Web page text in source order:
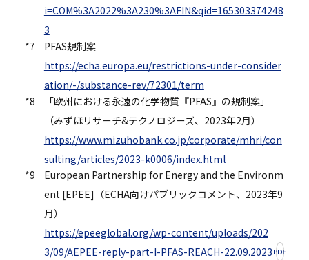
i=COM%3A2022%3A230%3AFIN&qid=165303374248
3
*7
PFAS規制案
https://echa.europa.eu/restrictions-under-consider
ation/-/substance-rev/72301/term
*8
「欧州における永遠の化学物質『PFAS』の規制案」
（みずほリサーチ&テクノロジーズ、2023年2月）
https://www.mizuhobank.co.jp/corporate/mhri/con
sulting/articles/2023-k0006/index.html
*9
European Partnership for Energy and the Environm
ent [EPEE]（ECHA向けパブリックコメント、2023年9
月）
https://epeeglobal.org/wp-content/uploads/202
3/09/AEPEE-reply-part-I-PFAS-REACH-22.09.2023